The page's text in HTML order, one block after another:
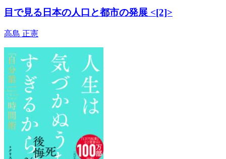
目で見る日本の人口と都市の発展 <[2]>
高島 正憲